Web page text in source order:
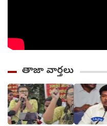
తాజా వార్తలు